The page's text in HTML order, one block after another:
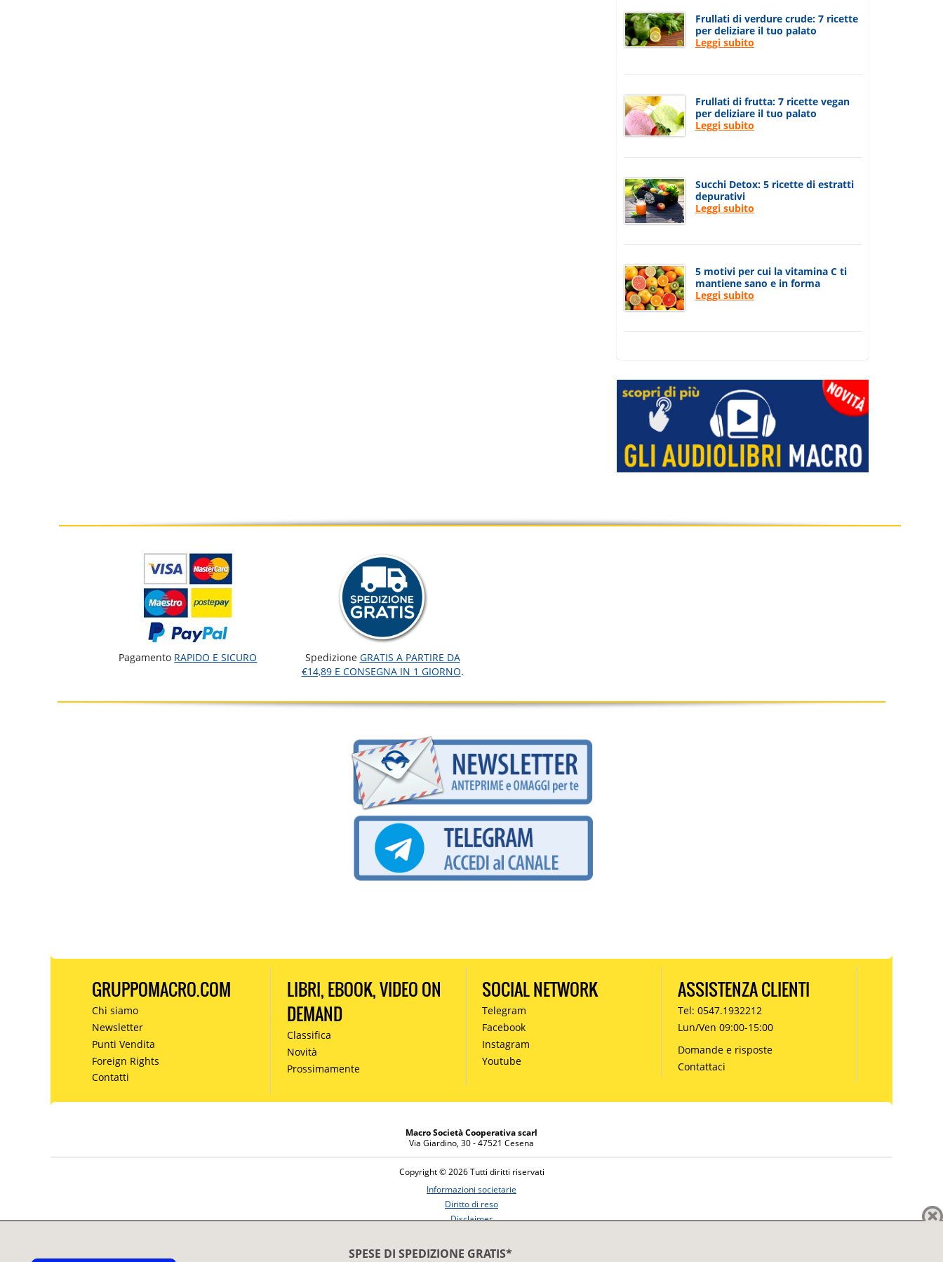
SPESE DI SPEDIZIONE GRATIS*
Frullati di verdure crude: 7 ricette
per deliziare il tuo palato
Leggi subito
Frullati di frutta: 7 ricette vegan
per deliziare il tuo palato
Leggi subito
Succhi Detox: 5 ricette di estratti
depurativi
Leggi subito
5 motivi per cui la vitamina C ti
mantiene sano e in forma
Leggi subito
Pagamento RAPIDO E SICURO Spedizione GRATIS A PARTIRE DA
€14,89 E CONSEGNA IN 1 GIORNO.
GRUPPOMACRO.COM
Chi siamo
Newsletter
Punti Vendita
Foreign Rights
Contatti
LIBRI, EBOOK, VIDEO ON
DEMAND
Classifica
Novità
Prossimamente
SOCIAL NETWORK
Telegram
Facebook
Instagram
Youtube
ASSISTENZA CLIENTI
Tel: 0547.1932212
Lun/Ven 09:00-15:00
Domande e risposte
Contattaci
Macro Società Cooperativa scarl
Via Giardino, 30 - 47521 Cesena
Copyright © 2026 Tutti diritti riservati
Informazioni societarie
Diritto di reso
Disclaimer